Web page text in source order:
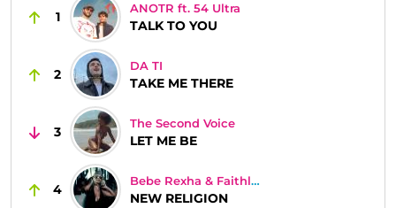
1
ANOTR ft. 54 Ultra
TALK TO YOU
2
DA TI
TAKE ME THERE
3
The Second Voice
LET ME BE
4
Bebe Rexha & Faithless
NEW RELIGION